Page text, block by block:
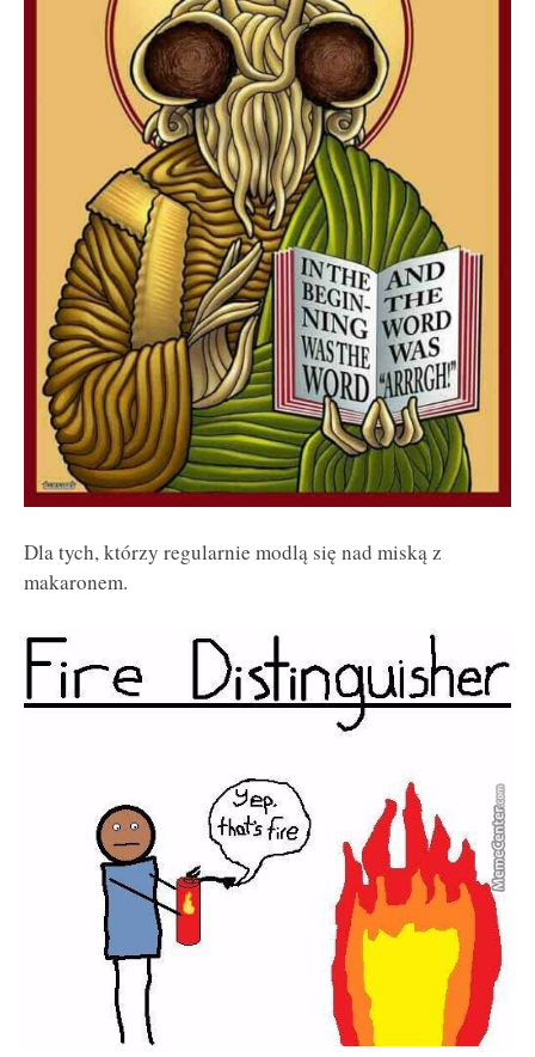
Dla tych, którzy regularnie modlą się nad miską z
makaronem.